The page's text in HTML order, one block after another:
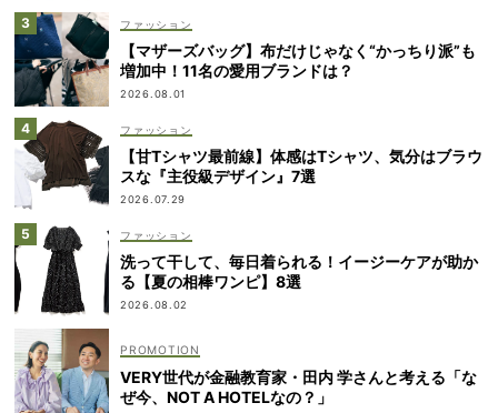
ファッション
【マザーズバッグ】布だけじゃなく“かっちり派”も
増加中！11名の愛用ブランドは？
2026.08.01
ファッション
【甘Tシャツ最前線】体感はTシャツ、気分はブラウ
スな『主役級デザイン』7選
2026.07.29
ファッション
洗って干して、毎日着られる！イージーケアが助か
る【夏の相棒ワンピ】8選
2026.08.02
VERY世代が金融教育家・田内 学さんと考える「な
ぜ今、NOT A HOTELなの？」